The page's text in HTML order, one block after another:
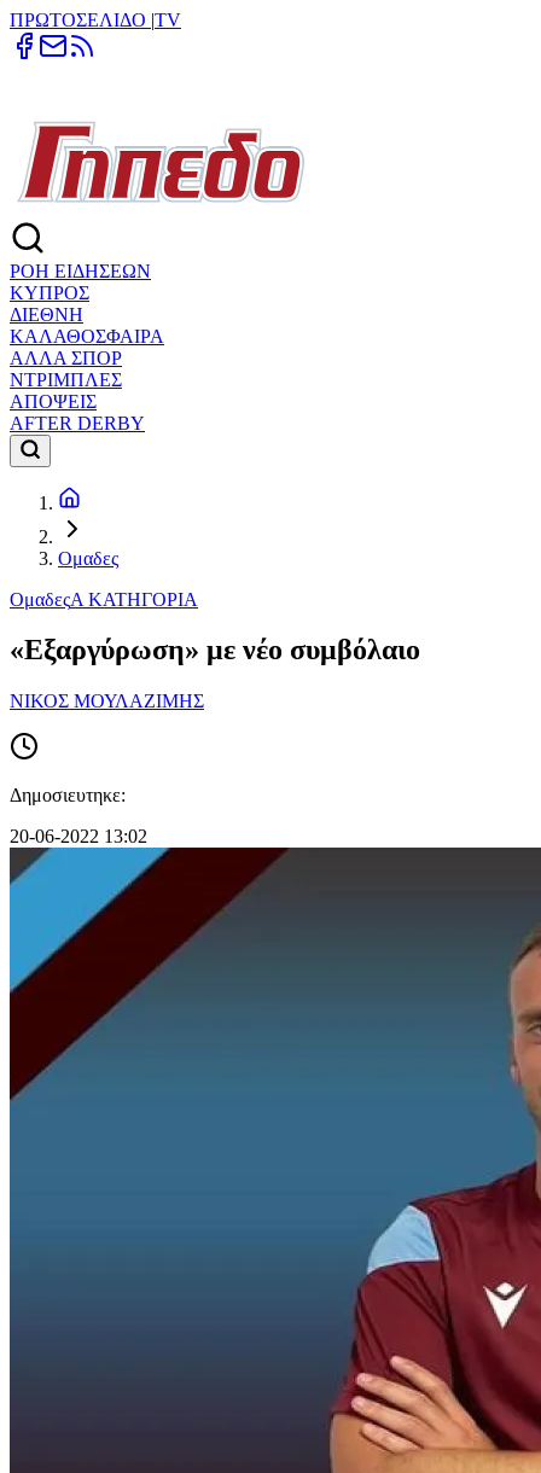
ΠΡΩΤΟΣΕΛΙΔΟ |TV
ΡΟΗ ΕΙΔΗΣΕΩΝ
ΚΥΠΡΟΣ
ΔΙΕΘΝΗ
ΚΑΛΑΘΟΣΦΑΙΡΑ
ΑΛΛΑ ΣΠΟΡ
ΝΤΡΙΜΠΛΕΣ
ΑΠΟΨΕΙΣ
AFTER DERBY
Ομαδες
ΟμαδεςΑ ΚΑΤΗΓΟΡΙΑ
«Εξαργύρωση» με νέο συμβόλαιο
ΝΙΚΟΣ ΜΟΥΛΑΖΙΜΗΣ
Δημοσιευτηκε:
20-06-2022 13:02